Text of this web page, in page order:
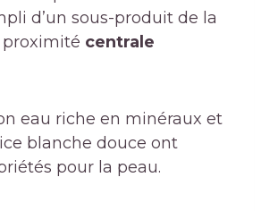
d’un sous-produit de la
centrale
eau riche en minéraux et
blanche douce ont
pour la peau.